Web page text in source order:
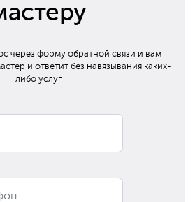
через форму обратной связи и вам
и ответит без навязывания каких-
либо услуг